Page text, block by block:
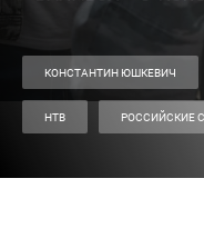
КОНСТАНТИН ЮШКЕВИЧ
НТВ РОССИЙСКИЕ